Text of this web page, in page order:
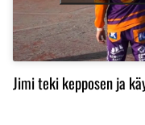
Jimi teki kepposen ja